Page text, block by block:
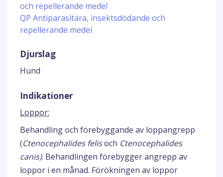
och repellerande medel
QP Antiparasitära, insektsdödande och
repellerande medel
Djurslag
Hund
Indikationer
Loppor:
Behandling och förebyggande av loppangrepp
(Ctenocephalides felisoch Ctenocephalides
canis). Behandlingen förebygger angrepp av
loppor i en månad. Förökningen av loppor